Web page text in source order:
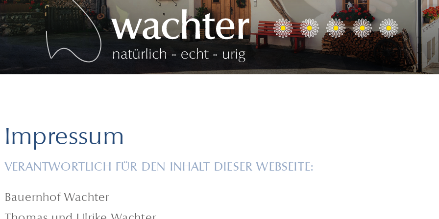
Impressum
VERANTWORTLICH FÜR DEN INHALT DIESER WEBSEITE:
Bauernhof Wachter